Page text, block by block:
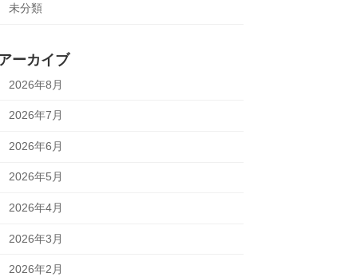
未分類
ーカイブ
2026年8月
2026年7月
2026年6月
2026年5月
2026年4月
2026年3月
2026年2月